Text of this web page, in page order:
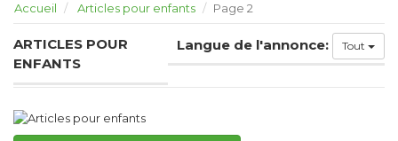
Accueil Articles pour enfants Page 2
ARTICLES POUR
ENFANTS
Langue de l'annonce: Tout